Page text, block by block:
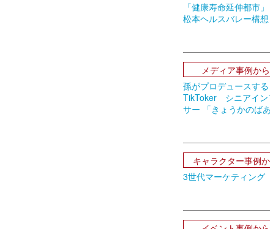
「健康寿命延伸都市
松本ヘルスバレー構想
メディア事例か
孫がプロデュースする
TikToker シニアイン
サー 「きょうかのばあ
キャラクター事例
3世代マーケティング